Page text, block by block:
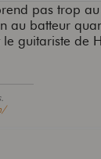
pas trop
au batteur
guitariste de